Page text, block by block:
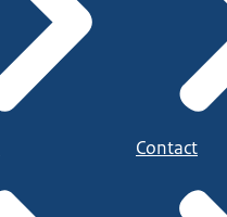
Contact